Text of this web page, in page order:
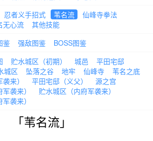
忍者义手招式 苇名流
仙峰寺拳法
无心流
其他技能
鉴 强敌图鉴 BOSS图鉴
贮水城区（初期） 城邑
平田宅邸
城区 坠落之谷 地牢 仙峰寺
苇名之底
来）
平田宅邸（义父）
源之宫
袭来）
贮水城区（内府军袭来）
袭来）
「苇名流」